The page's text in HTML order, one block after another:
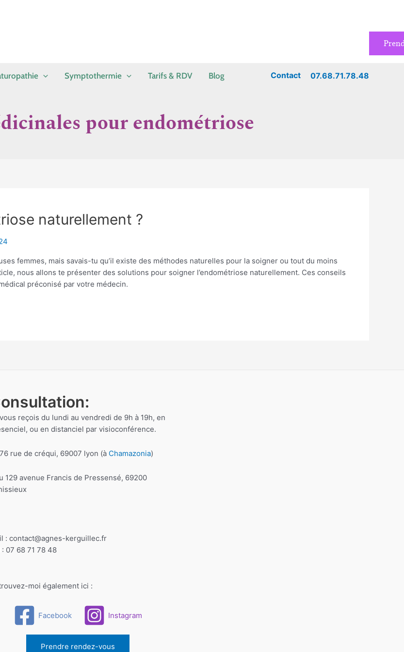
Symptothermie Tarifs & RDV Blog Contact 07.68.71.78.48
pour endométriose
naturellement ?
femmes, mais savais-tu qu’il existe des méthodes naturelles pour la soigner ou tout du moins
nous allons te présenter des solutions pour soigner l’endométriose naturellement. Ces conseils
préconisé par votre médecin.
reçois du lundi au vendredi de 9h à 19h, en
ou en distanciel par visioconférence.
rue de créqui, 69007 lyon (à Chamazonia)
129 avenue Francis de Pressensé, 69200
: contact@agnes-kerguillec.fr
: 07 68 71 78 48
moi également ici :
Facebook Instagram
Prendre rendez-vous